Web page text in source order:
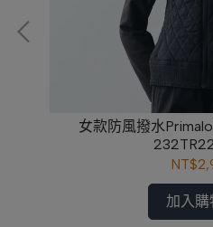
女款防風撥水
加入購